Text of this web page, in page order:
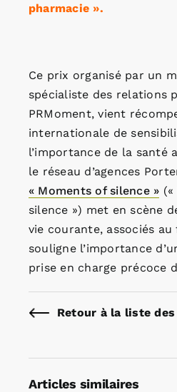
pharmacie ».
Ce prix organisé par un
spécialiste des relations
PRMoment, vient
internationale de
l’importance de la santé
le réseau d’agences
« Moments of silence »
silence ») met en scène
vie courante, associés au
souligne l’importance
prise en charge précoce
Retour à la liste
Articles similaires